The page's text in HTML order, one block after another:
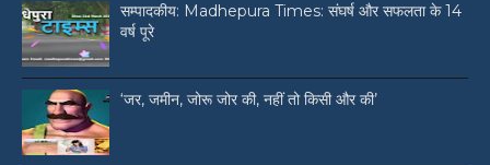
सम्पादकीय: Madhepura Times: संघर्ष और सफलता के 14
वर्ष पूरे
‘जर, जमीन, जोरू जोर की, नहीं तो किसी और की’